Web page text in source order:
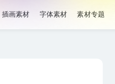
插画素材 字体素材 素材专题